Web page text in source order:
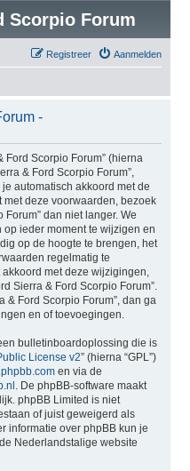
Scorpio Forum
Aanmelden
Registreer
-
Ford Scorpio Forum” (hierna
& Ford Scorpio Forum”,
automatisch akkoord met de
deze voorwaarden, bezoek
Forum” dan niet langer. We
ieder moment te wijzigen en
op de hoogte te brengen, het
regelmatig te
met deze wijzigingen,
Sierra & Ford Scorpio Forum”.
& Ford Scorpio Forum”, dan ga
en of toevoegingen.
bulletinboardoplossing die is
License v2” (hierna “GPL”)
en via de
. De phpBB-software maakt
phpBB Limited is niet
of juist geweigerd als
informatie over phpBB kun je
Nederlandstalige website